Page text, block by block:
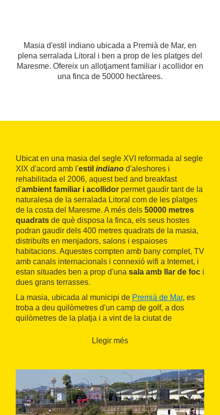
Masia d'estil indiano ubicada a Premià de Mar, en
plena serralada Litoral i ben a prop de les platges del
Maresme. Ofereix un allotjament familiar i acollidor en
una finca de 50000 hectàrees.
Ubicat en una masia del segle XVI reformada al segle
XIX d'acord amb l'estil indiano d'aleshores i
rehabilitada el 2006, aquest bed and breakfast
d'ambient familiar i acollidor permet gaudir tant de la
naturalesa de la serralada Litoral com de les platges
de la costa del Maresme. A més dels 50000 metres
quadrats de què disposa la finca, els seus hostes
podran gaudir dels 400 metres quadrats de la masia,
distribuïts en menjadors, salons i espaioses
habitacions. Aquestes compten amb bany complet, TV
amb canals internacionals i connexió wifi a Internet, i
estan situades ben a prop d'una sala amb llar de foc i
dues grans terrasses.
La masia, ubicada al municipi de Premià de Mar, es
troba a deu quilòmetres d'un camp de golf, a dos
quilòmetres de la platja i a vint de la ciutat de
Llegir més